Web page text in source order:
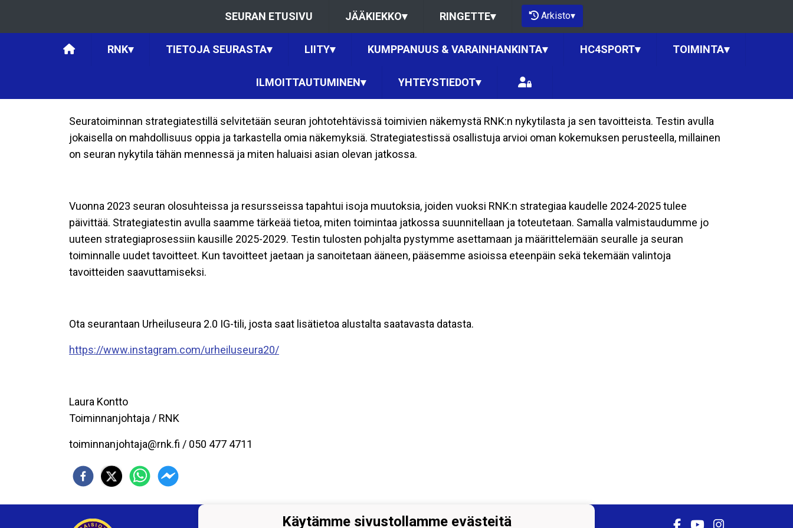
SEURAN ETUSIVU JÄÄKIEKKO▾ RINGETTE▾ Arkisto▾
RNK▾ TIETOJA SEURASTA▾ LIITY▾ KUMPPANUUS & VARAINHANKINTA▾ HC4SPORT▾ TOIMINTA▾
ILMOITTAUTUMINEN▾ YHTEYSTIEDOT▾
Seuratoiminnan strategiatestillä selvitetään seuran johtotehtävissä toimivien näkemystä RNK:n nykytilasta ja sen tavoitteista. Testin avulla
jokaisella on mahdollisuus oppia ja tarkastella omia näkemyksiä. Strategiatestissä osallistuja arvioi oman kokemuksen perusteella, millainen
on seuran nykytila tähän mennessä ja miten haluaisi asian olevan jatkossa.
Vuonna 2023 seuran olosuhteissa ja resursseissa tapahtui isoja muutoksia, joiden vuoksi RNK:n strategiaa kaudelle 2024-2025 tulee
päivittää. Strategiatestin avulla saamme tärkeää tietoa, miten toimintaa jatkossa suunnitellaan ja toteutetaan. Samalla valmistaudumme jo
uuteen strategiaprosessiin kausille 2025-2029. Testin tulosten pohjalta pystymme asettamaan ja määrittelemään seuralle ja seuran
toiminnalle uudet tavoitteet. Kun tavoitteet jaetaan ja sanoitetaan ääneen, pääsemme asioissa eteenpäin sekä tekemään valintoja
tavoitteiden saavuttamiseksi.
Ota seurantaan Urheiluseura 2.0 IG-tili, josta saat lisätietoa alustalta saatavasta datasta.
https://www.instagram.com/urheiluseura20/
Laura Kontto
Toiminnanjohtaja / RNK
toiminnanjohtaja@rnk.fi / 050 477 4711
Raision Nuorisokiekko ry, 0407679-0
Käytämme sivustollamme evästeitä